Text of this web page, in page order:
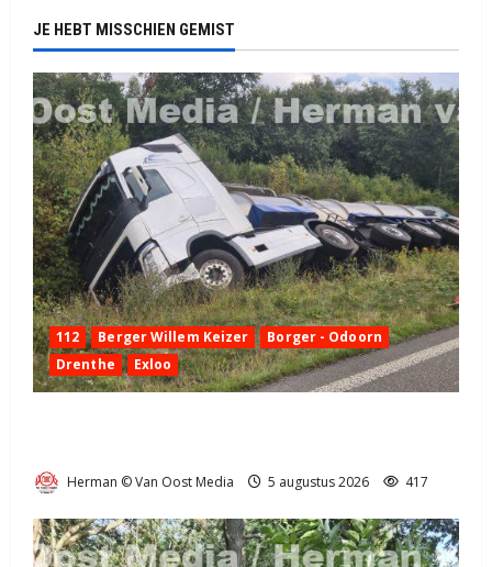
JE HEBT MISSCHIEN GEMIST
112 Berger Willem Keizer
Borger - Odoorn
Drenthe
Exloo
Herman © Van Oost Media 5 augustus 2026 417